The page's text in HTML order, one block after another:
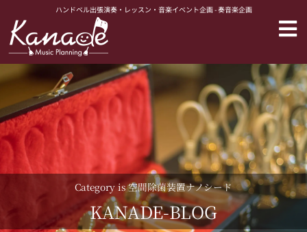
ス
キ
プ
ハンドベル出張演奏・レッスン・音楽イベント企画 - 奏音楽企画
Category is 空間除菌装置ナノシード
KANADE-BLOG